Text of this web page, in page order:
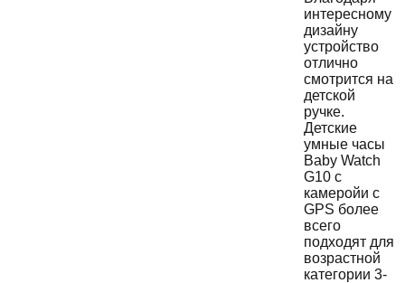
интересному
дизайну
устройство
отлично
смотрится на
детской
ручке.
Детские
умные часы
Baby Watch
G10 с
камеройи c
GPS более
всего
подходят для
возрастной
категории 3-